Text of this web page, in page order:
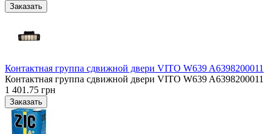
Контактная группа сдвижной двери VITO W639 A6398200011
Контактная группа сдвижной двери VITO W639 A6398200011
1 401.75 грн